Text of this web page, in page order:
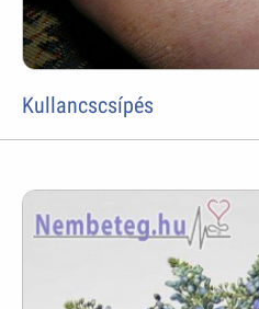
Kullancscsípés